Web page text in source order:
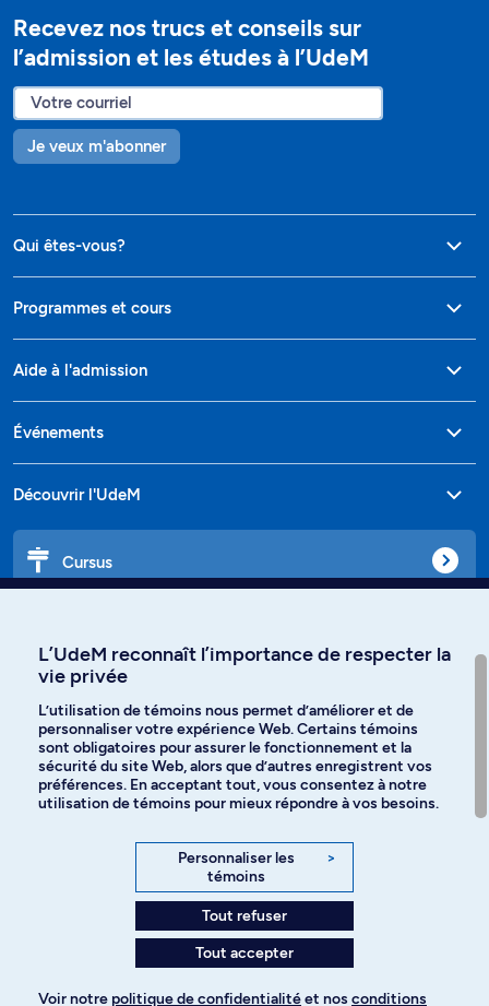
Recevez nos trucs et conseils sur
l’admission et les études à l’UdeM
Je veux m'abonner
Qui êtes-vous?
Programmes et cours
Aide à l'admission
Événements
Découvrir l'UdeM
Cursus
Langues
Facebook Instagram
YouTube
Politique de confidentialité
L’UdeM reconnaît l’importance de respecter la
vie privée
L’utilisation de témoins nous permet d’améliorer et de
personnaliser votre expérience Web. Certains témoins
sont obligatoires pour assurer le fonctionnement et la
sécurité du site Web, alors que d’autres enregistrent vos
préférences. En acceptant tout, vous consentez à notre
utilisation de témoins pour mieux répondre à vos besoins.
Personnaliser les
témoins
>
Tout refuser
Tout accepter
Voir notre politique de confidentialitéet nos conditions